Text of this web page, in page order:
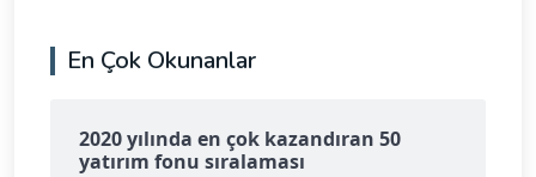
En Çok Okunanlar
2020 yılında en çok kazandıran 50
yatırım fonu sıralaması